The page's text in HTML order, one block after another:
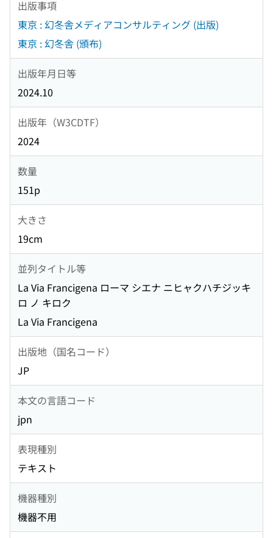
出版事項
東京 : 幻冬舎メディアコンサルティング (出版)
東京 : 幻冬舎 (頒布)
出版年月日等
2024.10
出版年（W3CDTF）
2024
数量
151p
大きさ
19cm
並列タイトル等
La Via Francigena ローマ シエナ ニヒャクハチジッキ
ロ ノ キロク
La Via Francigena
出版地（国名コード）
JP
本文の言語コード
jpn
表現種別
テキスト
機器種別
機器不用